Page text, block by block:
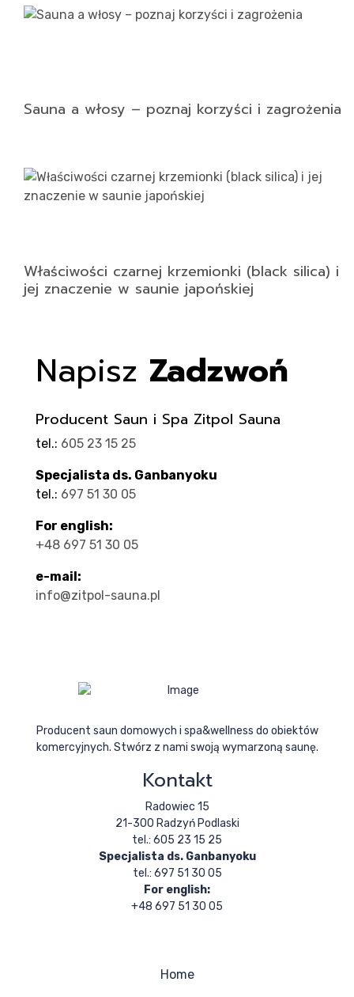
Sauna a włosy – poznaj korzyści i zagrożenia
Właściwości czarnej krzemionki (black silica) i
jej znaczenie w saunie japońskiej
Napisz Zadzwoń
Producent Saun i Spa Zitpol Sauna
tel.: 605 23 15 25
Specjalista ds. Ganbanyoku
tel.: 697 51 30 05
For english:
+48 697 51 30 05
e-mail:
info@zitpol-sauna.pl
Producent saun domowych i spa&wellness do obiektów
komercyjnych. Stwórz z nami swoją wymarzoną saunę.
Kontakt
Radowiec 15
21-300 Radzyń Podlaski
tel.: 605 23 15 25
Specjalista ds. Ganbanyoku
tel.: 697 51 30 05
For english:
+48 697 51 30 05
Home